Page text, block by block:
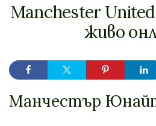
Manchester
живо
Манчестър